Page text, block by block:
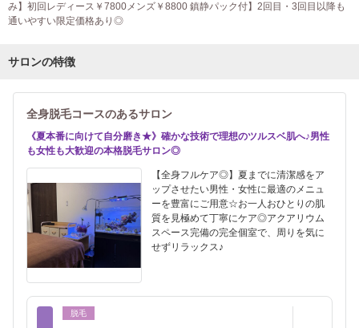
み】初回レディース￥7800メンズ￥8800 鎮静パック付】2回目・3回目以降も
通いやすい限定価格あり◎
サロンの特徴
全身脱毛コースのあるサロン
《夏本番に向けて自分磨き★》確かな技術で理想のツルスベ肌へ♪男性
も女性も大歓迎の本格脱毛サロン◎
【全身フルケア◎】夏までに清潔感をア
ップさせたい男性・女性に最適のメニュ
ーを豊富にご用意☆お一人おひとりの肌
質を見極めて丁寧にケア◎アクアリウム
スペース完備の完全個室で、周りを気に
せずリラックス♪
脱毛